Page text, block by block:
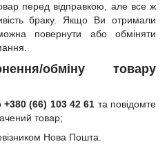
перед відправкою, але все ж
браку. Якщо Ви отримали
повернути або обміняти
обміну товару
+380 (66) 103 42 61 та повідомте
товар;
Нова Пошта.